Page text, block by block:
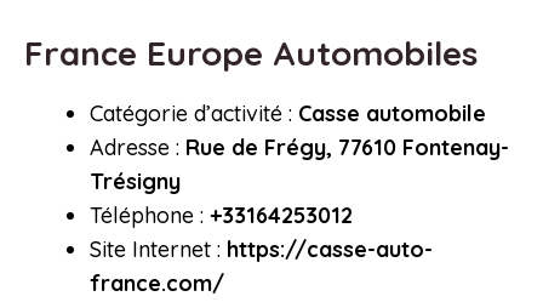
France Europe Automobiles
Catégorie d’activité : Casse automobile
Adresse : Rue de Frégy, 77610 Fontenay-
Trésigny
Téléphone : +33164253012
Site Internet : https://casse-auto-
france.com/